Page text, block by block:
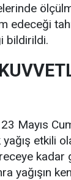
edeceği
bildirildi.
Mayıs
etkili
kadar
yağışın